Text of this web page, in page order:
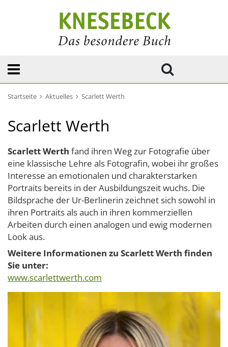
Startseite Aktuelles Scarlett Werth
Scarlett Werth
Scarlett Werth fand ihren Weg zur Fotografie über
eine klassische Lehre als Fotografin, wobei ihr großes
Interesse an emotionalen und charakterstarken
Portraits bereits in der Ausbildungszeit wuchs. Die
Bildsprache der Ur-Berlinerin zeichnet sich sowohl in
ihren Portraits als auch in ihren kommerziellen
Arbeiten durch einen analogen und ewig modernen
Look aus.
Weitere Informationen zu Scarlett Werth finden
Sie unter:
www.scarlettwerth.com